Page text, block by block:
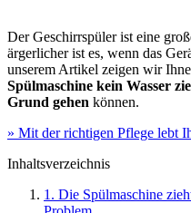
Der Geschirrspüler ist eine
ärgerlicher ist es, wenn das
unserem Artikel zeigen wir
Spülmaschine kein Wasser
Grund gehen können.
» Mit der richtigen Pflege lebt
Inhaltsverzeichnis
1. Die Spülmaschine